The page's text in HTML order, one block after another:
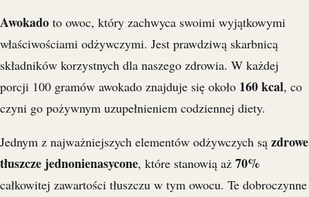
Awokado to owoc, który zachwyca swoimi wyjątkowymi
właściwościami odżywczymi. Jest prawdziwą skarbnicą
składników korzystnych dla naszego zdrowia. W każdej
porcji 100 gramów awokado znajduje się około 160 kcal, co
czyni go pożywnym uzupełnieniem codziennej diety.
Jednym z najważniejszych elementów odżywczych są zdrowe
tłuszcze jednonienasycone, które stanowią aż 70%
całkowitej zawartości tłuszczu w tym owocu. Te dobroczynne